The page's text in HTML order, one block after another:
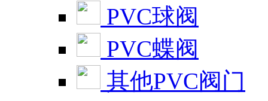
PVC球阀
PVC蝶阀
其他PVC阀门